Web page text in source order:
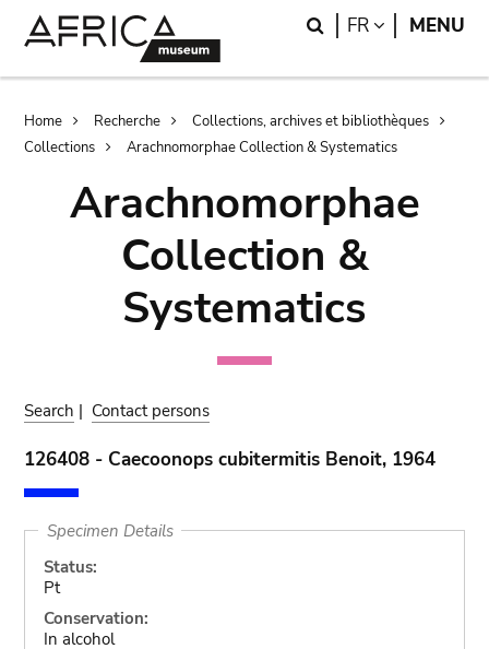
Search
FR LANGUAGE
MENU
Breadcrumb
Home Recherche
Collections, archives et bibliothèques
Collections
Arachnomorphae Collection & Systematics
Arachnomorphae
Collection &
Systematics
Search | Contact persons
126408 - Caecoonops cubitermitis Benoit, 1964
Specimen Details
Status:
Pt
Conservation:
In alcohol